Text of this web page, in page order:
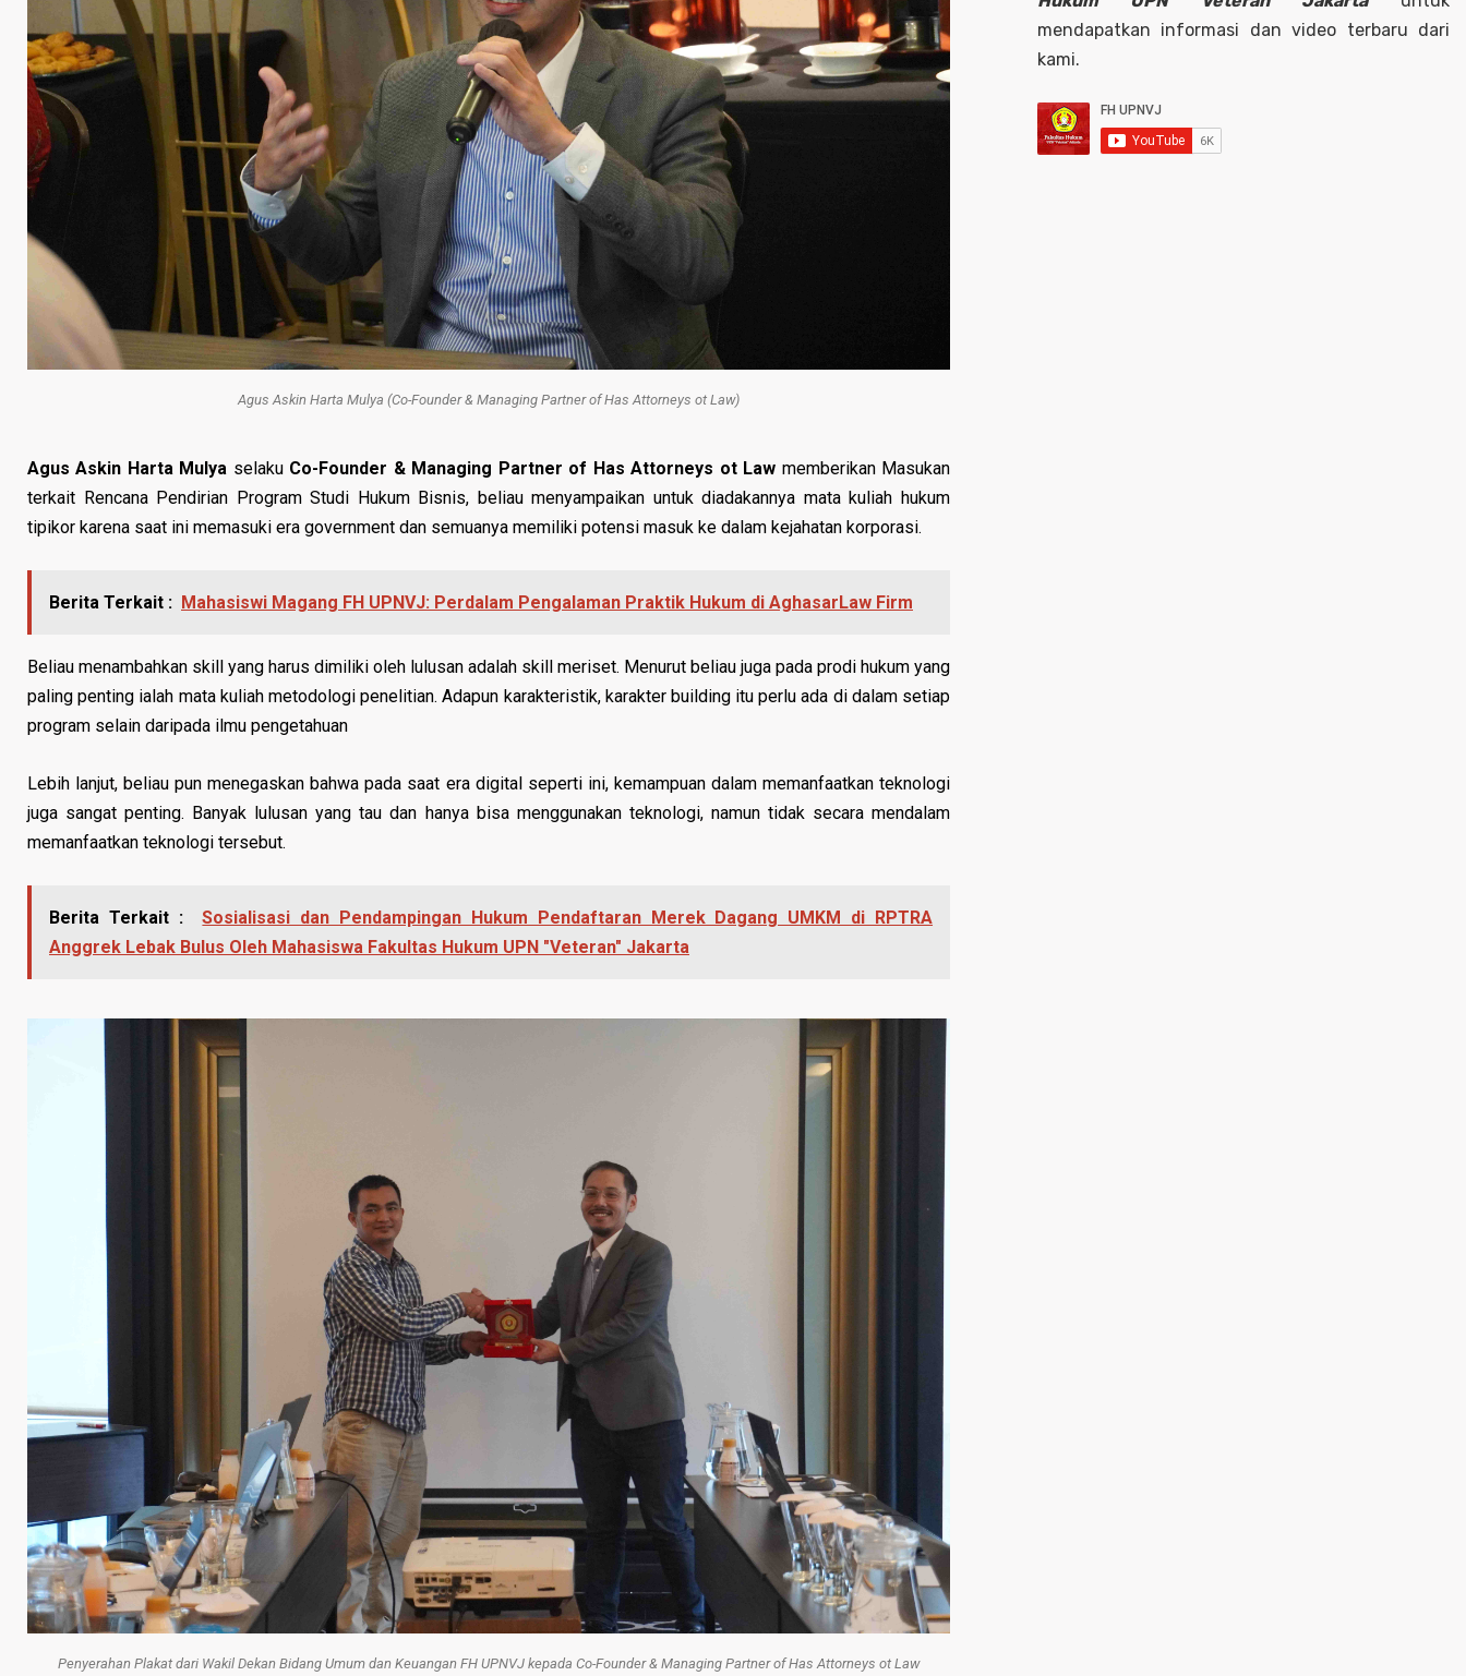
Agus Askin Harta Mulya (Co-Founder & Managing Partner of Has Attorneys ot Law)
Agus Askin Harta Mulya selaku Co-Founder & Managing Partner of Has Attorneys ot Law memberikan Masukan
terkait Rencana Pendirian Program Studi Hukum Bisnis, beliau menyampaikan untuk diadakannya mata kuliah hukum
tipikor karena saat ini memasuki era government dan semuanya memiliki potensi masuk ke dalam kejahatan korporasi.
Berita Terkait : Mahasiswi Magang FH UPNVJ: Perdalam Pengalaman Praktik Hukum di AghasarLaw Firm
Beliau menambahkan skill yang harus dimiliki oleh lulusan adalah skill meriset. Menurut beliau juga pada prodi hukum yang
paling penting ialah mata kuliah metodologi penelitian. Adapun karakteristik, karakter building itu perlu ada di dalam setiap
program selain daripada ilmu pengetahuan
Lebih lanjut, beliau pun menegaskan bahwa pada saat era digital seperti ini, kemampuan dalam memanfaatkan teknologi
juga sangat penting. Banyak lulusan yang tau dan hanya bisa menggunakan teknologi, namun tidak secara mendalam
memanfaatkan teknologi tersebut.
Berita Terkait :
Sosialisasi dan Pendampingan Hukum Pendaftaran Merek Dagang UMKM di RPTRA
Anggrek Lebak Bulus Oleh Mahasiswa Fakultas Hukum UPN "Veteran" Jakarta
Penyerahan Plakat dari Wakil Dekan Bidang Umum dan Keuangan FH UPNVJ kepada Co-Founder & Managing Partner of Has Attorneys ot Law
mendapatkan informasi dan video terbaru dari
kami.